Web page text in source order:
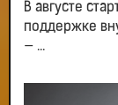
В августе
поддержке
— ...